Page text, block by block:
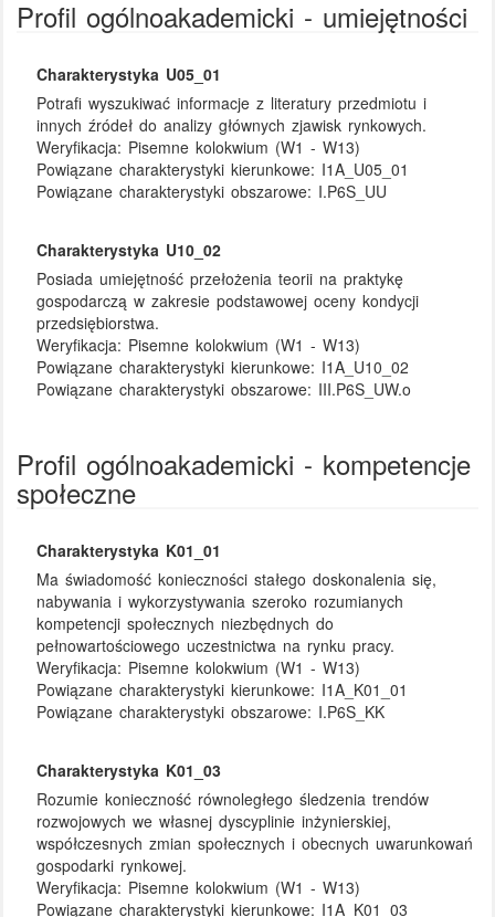
Profil ogólnoakademicki - umiejętności
Charakterystyka U05_01
Potrafi wyszukiwać informacje z literatury przedmiotu i
innych źródeł do analizy głównych zjawisk rynkowych.
Weryfikacja: Pisemne kolokwium (W1 - W13)
Powiązane charakterystyki kierunkowe: I1A_U05_01
Powiązane charakterystyki obszarowe: I.P6S_UU
Charakterystyka U10_02
Posiada umiejętność przełożenia teorii na praktykę
gospodarczą w zakresie podstawowej oceny kondycji
przedsiębiorstwa.
Weryfikacja: Pisemne kolokwium (W1 - W13)
Powiązane charakterystyki kierunkowe: I1A_U10_02
Powiązane charakterystyki obszarowe: III.P6S_UW.o
Profil ogólnoakademicki - kompetencje
społeczne
Charakterystyka K01_01
Ma świadomość konieczności stałego doskonalenia się,
nabywania i wykorzystywania szeroko rozumianych
kompetencji społecznych niezbędnych do
pełnowartościowego uczestnictwa na rynku pracy.
Weryfikacja: Pisemne kolokwium (W1 - W13)
Powiązane charakterystyki kierunkowe: I1A_K01_01
Powiązane charakterystyki obszarowe: I.P6S_KK
Charakterystyka K01_03
Rozumie konieczność równoległego śledzenia trendów
rozwojowych we własnej dyscyplinie inżynierskiej,
współczesnych zmian społecznych i obecnych uwarunkowań
gospodarki rynkowej.
Weryfikacja: Pisemne kolokwium (W1 - W13)
Powiązane charakterystyki kierunkowe: I1A_K01_03